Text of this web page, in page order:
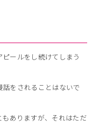
ールをし続けてしまう
をされることはないで
ありますが、それはただ